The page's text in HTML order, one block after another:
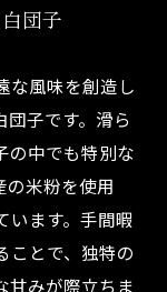
団子
な風味を創造し
子です。滑ら
の中でも特別な
の米粉を使用
います。手間暇
ことで、独特の
甘みが際立ちま